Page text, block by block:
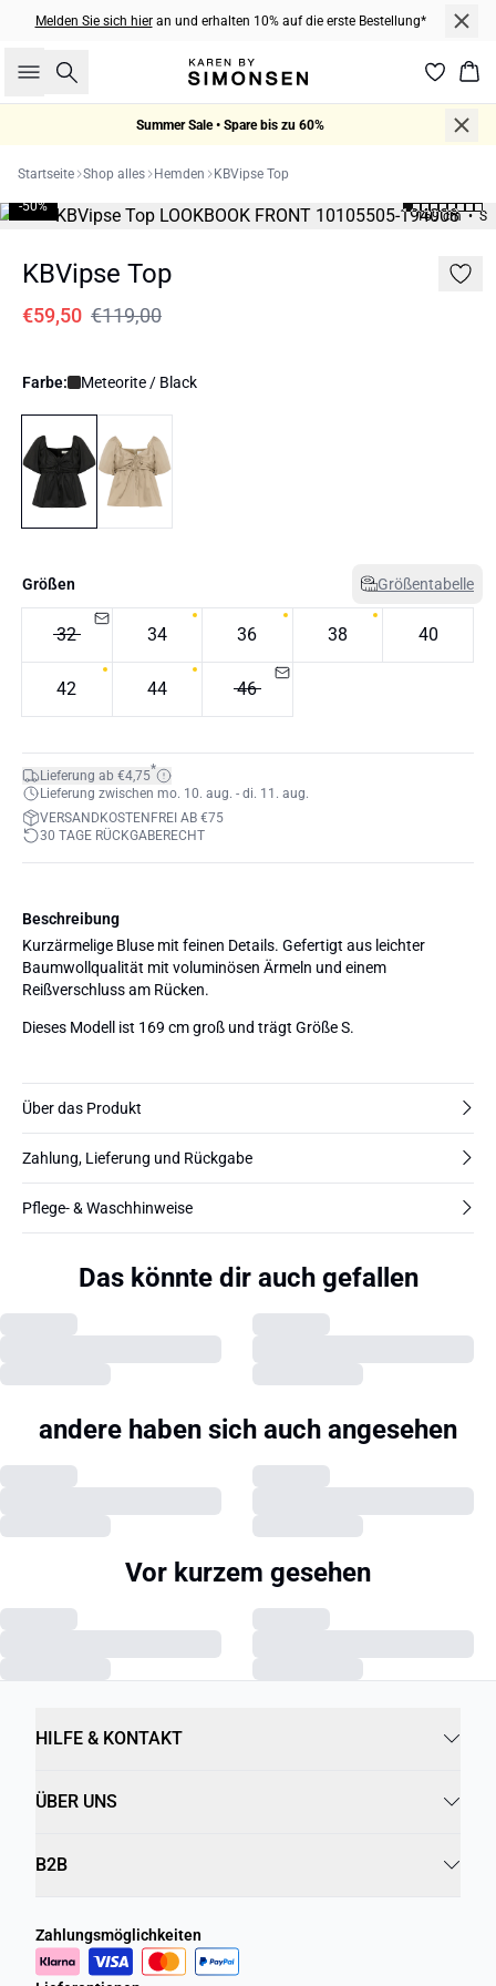
Melden Sie sich hieran und erhalten 10% auf die erste Bestellung*
Suche
Summer Sale • Spare bis zu 60%
Startseite Shop alles Hemden KBVipse Top
169 cm • S
-50%
KBVipse Top
€59,50 €119,00
Farbe: Meteorite / Black
Größen Größentabelle
32 34 36 38 40
42 44 46
Lieferung ab €4,75*
Lieferung zwischen mo. 10. aug. - di. 11. aug.
VERSANDKOSTENFREI AB €75
30 TAGE RÜCKGABERECHT
Beschreibung
Kurzärmelige Bluse mit feinen Details. Gefertigt aus leichter
Baumwollqualität mit voluminösen Ärmeln und einem
Reißverschluss am Rücken.
Dieses Modell ist 169 cm groß und trägt Größe S.
Über das Produkt
Zahlung, Lieferung und Rückgabe
Pflege- & Waschhinweise
Das könnte dir auch gefallen
andere haben sich auch angesehen
Vor kurzem gesehen
HILFE & KONTAKT
ÜBER UNS
B2B
Zahlungsmöglichkeiten